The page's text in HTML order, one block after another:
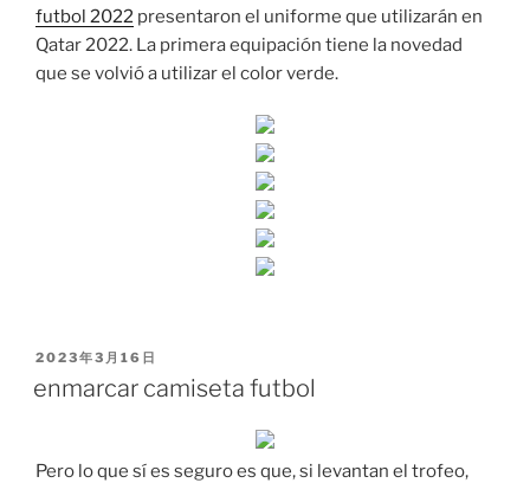
futbol 2022 presentaron el uniforme que utilizarán en
Qatar 2022. La primera equipación tiene la novedad
que se volvió a utilizar el color verde.
PUBLICADO
2023年3月16日
enmarcar camiseta futbol
Pero lo que sí es seguro es que, si levantan el trofeo,